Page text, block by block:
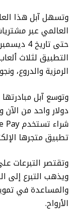
العالمي عبر
حتى
التطبيق لثلاث
الرمزية والدروع،
وتوسع آبل مبادرتها
تطبيق متجرها
وتقتصر التبرعات
ويذهب التبرع إلى
والمساعدة في
الأرواح.